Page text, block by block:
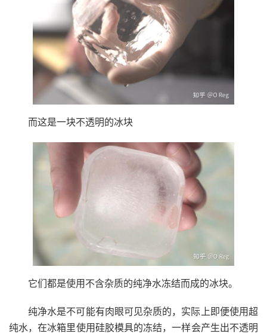
而这是一块不透明的冰块
它们都是使用不含杂质的纯净水冻结而成的冰块。
纯净水是不可能有肉眼可见杂质的，实际上即便使用超
纯水，在冰箱里使用硅胶模具的冻结，一样会产生出不透明